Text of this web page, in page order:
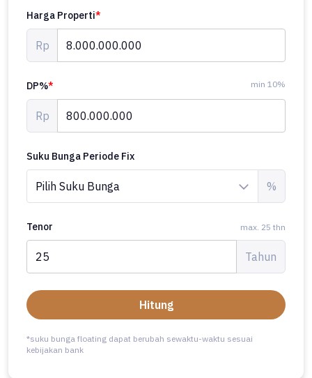
Harga Properti*
Rp
DP%* min 10%
Rp
Suku Bunga Periode Fix
%
Tenor max. 25 thn
Tahun
Hitung
*suku bunga floating dapat berubah sewaktu-waktu sesuai
kebijakan bank